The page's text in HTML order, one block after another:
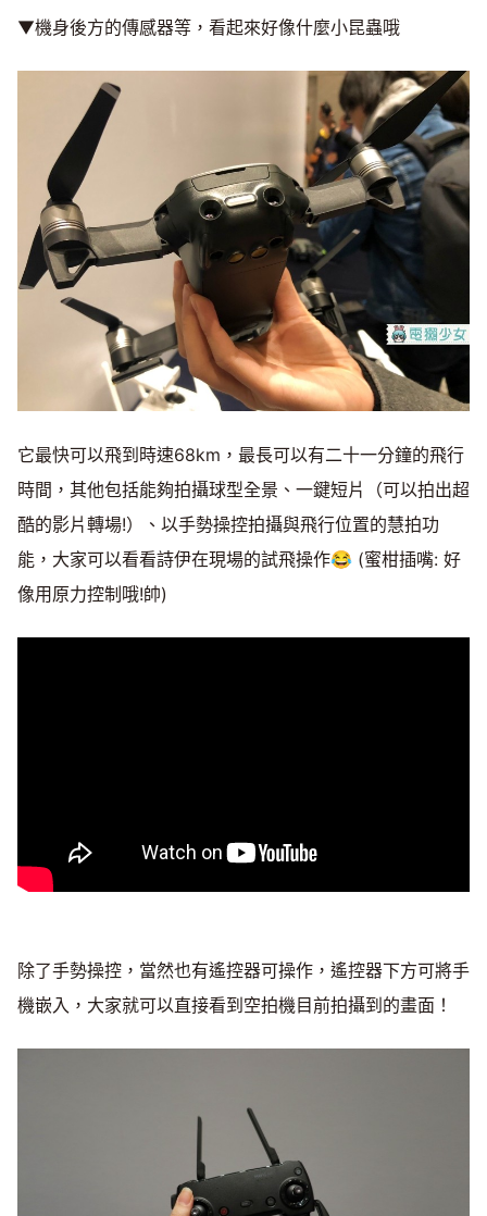
▼機身後方的傳感器等，看起來好像什麼小昆蟲哦
它最快可以飛到時速68km，最長可以有二十一分鐘的飛行
時間，其他包括能夠拍攝球型全景、一鍵短片（可以拍出超
酷的影片轉場!）、以手勢操控拍攝與飛行位置的慧拍功
能，大家可以看看詩伊在現場的試飛操作😂 (蜜柑插嘴: 好
像用原力控制哦!帥)
除了手勢操控，當然也有遙控器可操作，遙控器下方可將手
機嵌入，大家就可以直接看到空拍機目前拍攝到的畫面！